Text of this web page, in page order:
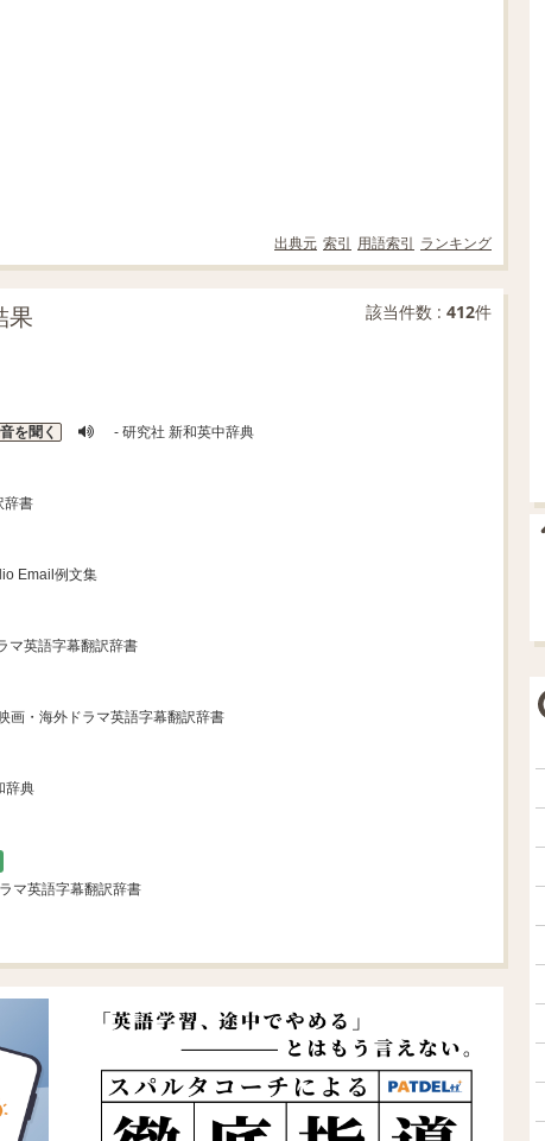
出典元 索引 用語索引 ランキング
果 該当件数 : 412件
を聞く - 研究社 新和英中辞典
辞書
Email例文集
マ英語字幕翻訳辞書
画・海外ドラマ英語字幕翻訳辞書
辞典
マ英語字幕翻訳辞書